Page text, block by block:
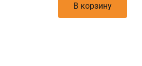
В корзину